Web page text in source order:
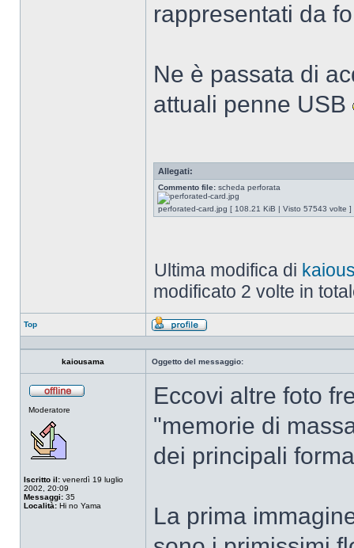
rappresentati da
Ne è passata di
attuali penne USB
Allegati:
Commento file: scheda perforata
perforated-card.jpg [ 108.21 KiB | Visto 57543 volte ]
Ultima modifica di
modificato 2 volte in
Top
Profilo
kaiousama Oggetto del messaggio:
Moderatore
Iscritto il: venerdì 19 luglio
2002, 20:09
Messaggi: 35
Località: Hi no Yama
Eccovi altre foto
"memorie di
dei principali
La prima